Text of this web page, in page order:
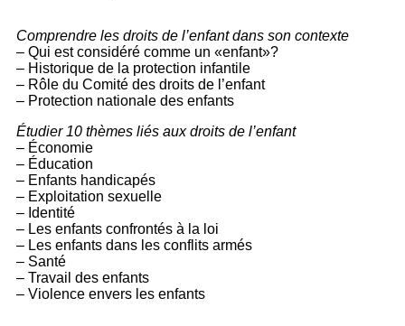
Comprendre les droits de l’enfant dans son contexte
– Qui est considéré comme un «enfant»?
– Historique de la protection infantile
– Rôle du Comité des droits de l’enfant
– Protection nationale des enfants
Étudier 10 thèmes liés aux droits de l’enfant
– Économie
– Éducation
– Enfants handicapés
– Exploitation sexuelle
– Identité
– Les enfants confrontés à la loi
– Les enfants dans les conflits armés
– Santé
– Travail des enfants
– Violence envers les enfants